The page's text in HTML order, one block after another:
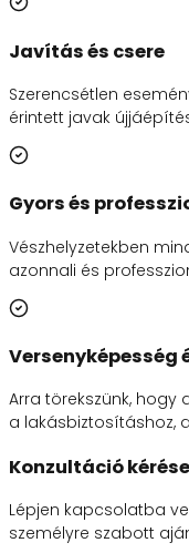
Javítás és csere
Szerencsétlen
érintett javak
Gyors és
Vészhelyzetekben
azonnali és
Versenyképesség
Arra törekszünk, hogy
a lakásbiztosításhoz,
Konzultáció kérése
Lépjen kapcsolatba
személyre szabott